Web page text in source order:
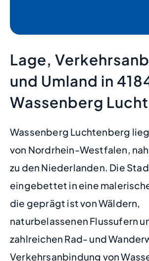
Lage,
und Umland in
Wassenberg
Wassenberg Luchtenberg
von Nordrhein-Westfalen,
zu den Niederlanden. Die
eingebettet in eine
die geprägt ist von Wäldern,
naturbelassenen Flussufern
zahlreichen Rad- und
Verkehrsanbindung von